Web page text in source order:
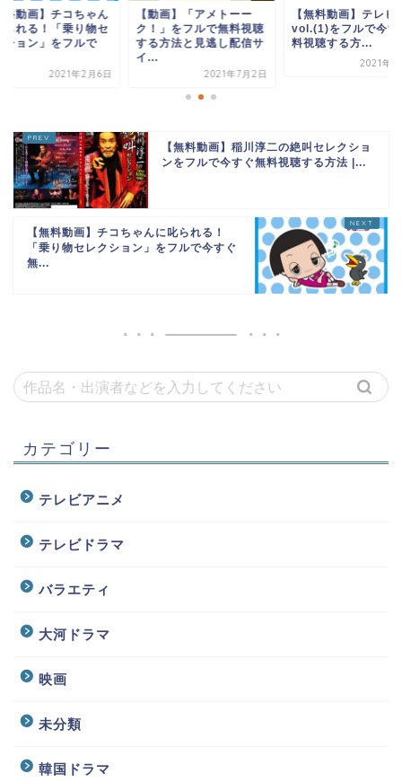
画】「アメトーー
」をフルで無料視聴
方法と見逃し配信サ
2021年7月2日
【無料動画】テレビ千鳥
vol.(1)をフルで今すぐ無
料視聴する方...
【無料動画】チコち
に叱られる！「乗り
レクション」をフル
【無料動画】稲川淳二の絶叫セレクショ
ンをフルで今すぐ無料視聴する方法 |...
【無料動画】チコちゃんに叱られる！
「乗り物セレクション」をフルで今すぐ
無...
カテゴリー
テレビアニメ
テレビドラマ
バラエティ
大河ドラマ
映画
未分類
韓国ドラマ